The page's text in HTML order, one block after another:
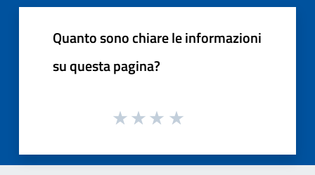
Quanto sono chiare le informazioni
su questa pagina?